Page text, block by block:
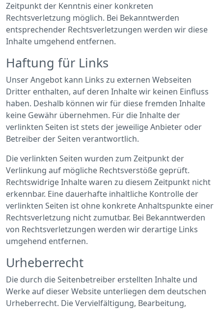
Zeitpunkt der Kenntnis einer konkreten
Rechtsverletzung möglich. Bei Bekanntwerden
entsprechender Rechtsverletzungen werden wir diese
Inhalte umgehend entfernen.
Haftung für Links
Unser Angebot kann Links zu externen Webseiten
Dritter enthalten, auf deren Inhalte wir keinen Einfluss
haben. Deshalb können wir für diese fremden Inhalte
keine Gewähr übernehmen. Für die Inhalte der
verlinkten Seiten ist stets der jeweilige Anbieter oder
Betreiber der Seiten verantwortlich.
Die verlinkten Seiten wurden zum Zeitpunkt der
Verlinkung auf mögliche Rechtsverstöße geprüft.
Rechtswidrige Inhalte waren zu diesem Zeitpunkt nicht
erkennbar. Eine dauerhafte inhaltliche Kontrolle der
verlinkten Seiten ist ohne konkrete Anhaltspunkte einer
Rechtsverletzung nicht zumutbar. Bei Bekanntwerden
von Rechtsverletzungen werden wir derartige Links
umgehend entfernen.
Urheberrecht
Die durch die Seitenbetreiber erstellten Inhalte und
Werke auf dieser Website unterliegen dem deutschen
Urheberrecht. Die Vervielfältigung, Bearbeitung,